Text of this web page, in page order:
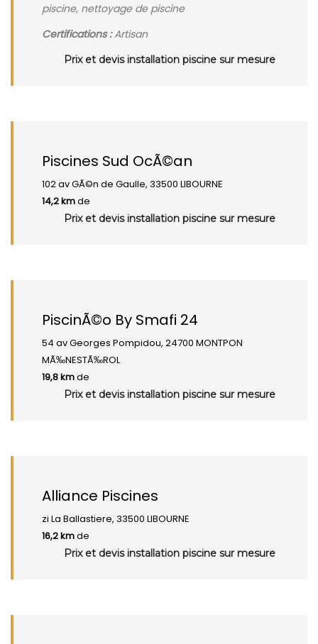
piscine, nettoyage de piscine
Certifications :Artisan
Prix et devis installation piscine sur mesure
Piscines Sud OcÃ©an
102 av GÃ©n de Gaulle, 33500 LIBOURNE
14,2 kmde
Prix et devis installation piscine sur mesure
PiscinÃ©o By Smafi 24
54 av Georges Pompidou, 24700 MONTPON
MÃ‰NESTÃ‰ROL
19,8 kmde
Prix et devis installation piscine sur mesure
Alliance Piscines
zi La Ballastiere, 33500 LIBOURNE
16,2 kmde
Prix et devis installation piscine sur mesure